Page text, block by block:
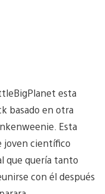
esta
basado en otra
Esta
joven científico
que quería tanto
con él después